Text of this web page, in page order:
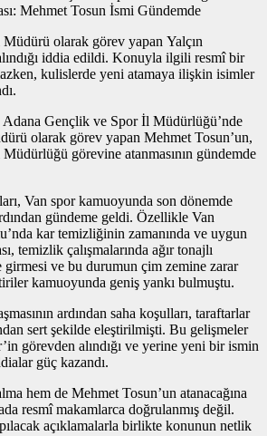
Mehmet Tosun İsmi Gündemde
olarak görev yapan Yalçın
iddia edildi. Konuyla ilgili resmî bir
kulislerde yeni atamaya ilişkin isimler
Gençlik ve Spor İl Müdürlüğü’nde
olarak görev yapan Mehmet Tosun’un,
görevine atanmasının gündemde
Van spor kamuoyunda son dönemde
gündeme geldi. Özellikle Van
kar temizliğinin zamanında ve uygun
temizlik çalışmalarında ağır tonajlı
girmesi ve bu durumun çim zemine zarar
kamuoyunda geniş yankı bulmuştu.
ardından saha koşulları, taraftarlar
sert şekilde eleştirilmişti. Bu gelişmeler
görevden alındığı ve yerine yeni bir ismin
güç kazandı.
hem de Mehmet Tosun’un atanacağına
resmî makamlarca doğrulanmış değil.
açıklamalarla birlikte konunun netlik